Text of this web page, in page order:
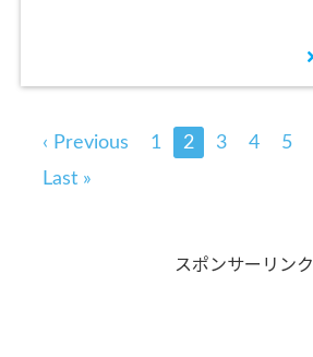
‹ Previous 1 2 3 4 5
Last »
スポンサーリンク